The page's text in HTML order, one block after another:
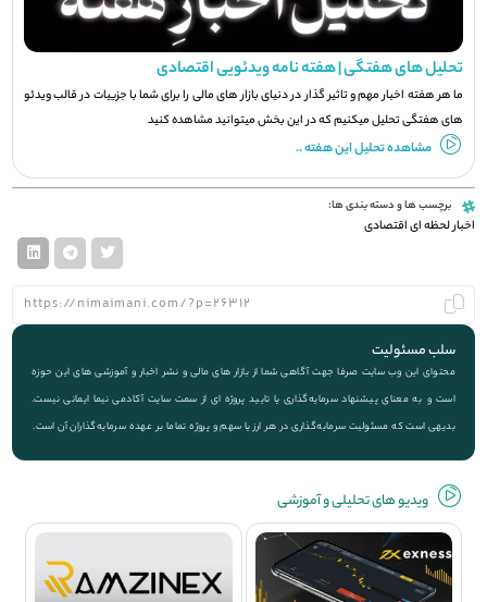
تحلیل های هفتگی | هفته نامه ویدئویی اقتصادی
ما هر هفته اخبار مهم و تاثیر گذار در دنیای بازار های مالی را برای شما با جزيیات در قالب ویدئو
های هفتگی تحلیل میکنیم که در این بخش میتوانید مشاهده کنید
مشاهده تحلیل این هفته ..
برچسب ها و دسته بندی ها:
اخبار لحظه ای اقتصادی
سلب مسئولیت
محتوای این وب سایت صرفا جهت آگاهی شما از بازار های مالی و نشر اخبار و آموزشی های این حوزه
است و به معنای پیشنهاد سرمایه‌گذاری یا تایید پروژه ای از سمت سایت آکادمی نیما ایمانی نیست.
بدیهی است که مسئولیت سرمایه‌گذاری در هر ارز یا سهم و پروژه تماما بر عهده سرمایه‌گذاران آن است.
ویديو های تحلیلی و آموزشی